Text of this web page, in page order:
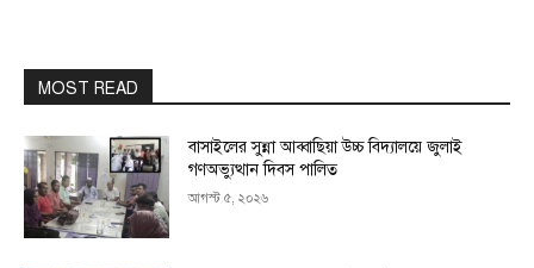
MOST READ
বাসাইলের সুন্না আব্বাছিয়া উচ্চ বিদ্যালয়ে জুলাই
গণঅভ্যুত্থান দিবস পালিত
আগস্ট ৫, ২০২৬